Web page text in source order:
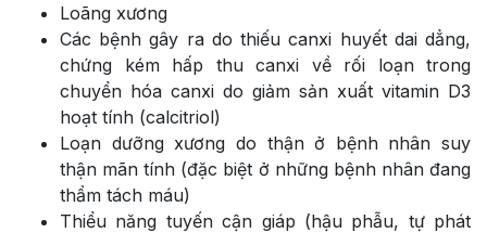
Loãng xương
Các bệnh gây ra do thiếu canxi huyết dai dẳng,
chứng kém hấp thu canxi về rối loạn trong
chuyển hóa canxi do giảm sản xuất vitamin D3
hoạt tính (calcitriol)
Loạn dưỡng xương do thận ở bệnh nhân suy
thận mãn tính (đặc biệt ở những bệnh nhân đang
thẩm tách máu)
Thiểu năng tuyến cận giáp (hậu phẫu, tự phát